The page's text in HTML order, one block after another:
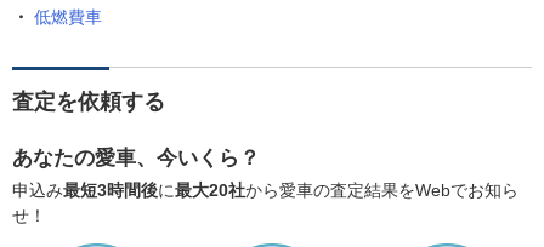
低燃費車
査定を依頼する
あなたの愛車、今いくら？
申込み最短3時間後に最大20社から愛車の査定結果をWebでお知ら
せ！